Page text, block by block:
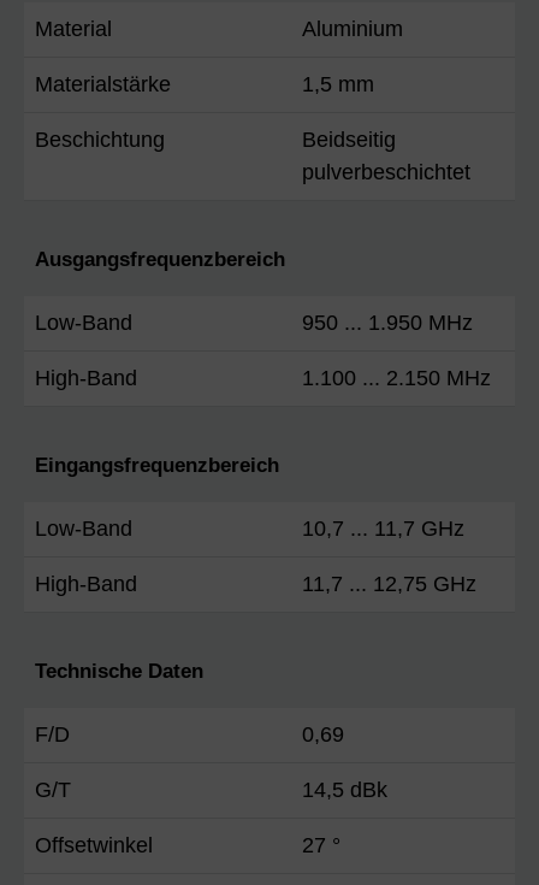
Material Aluminium
Materialstärke 1,5 mm
Beschichtung
Beidseitig
pulverbeschichtet
Ausgangsfrequenzbereich
Low-Band 950 ... 1.950 MHz
High-Band 1.100 ... 2.150 MHz
Eingangsfrequenzbereich
Low-Band 10,7 ... 11,7 GHz
High-Band 11,7 ... 12,75 GHz
Technische Daten
F/D 0,69
G/T 14,5 dBk
Offsetwinkel 27 °